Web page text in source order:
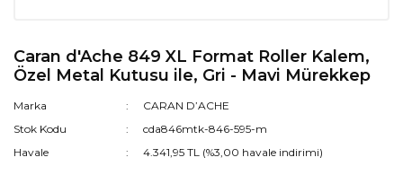
Caran d'Ache 849 XL Format Roller Kalem,
Özel Metal Kutusu ile, Gri - Mavi Mürekkep
Marka
CARAN D’ACHE
Stok Kodu
cda846mtk-846-595-m
Havale
4.341,95 TL (%3,00 havale indirimi)